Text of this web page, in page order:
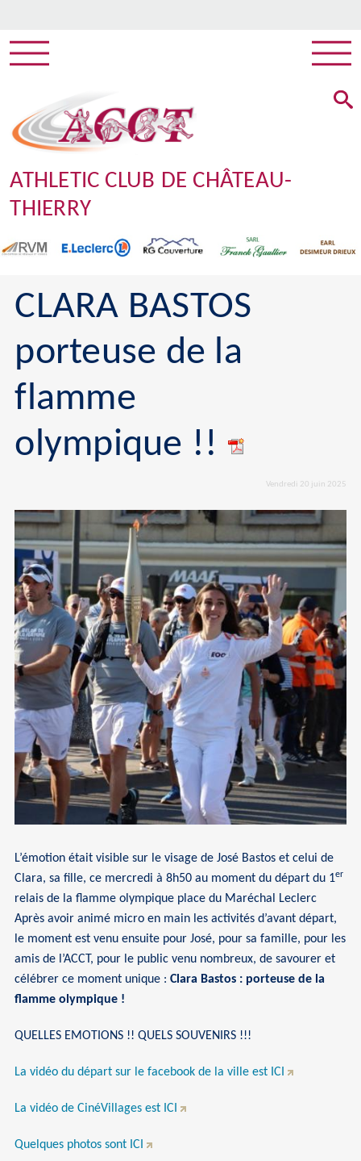
ATHLETIC CLUB DE CHÂTEAU-
THIERRY
CLARA BASTOS
porteuse de la
flamme
olympique !!
Vendredi 20 juin 2025
L’émotion était visible sur le visage de José Bastos et celui de
Clara, sa fille, ce mercredi à 8h50 au moment du départ du 1er
relais de la flamme olympique place du Maréchal Leclerc
Après avoir animé micro en main les activités d’avant départ,
le moment est venu ensuite pour José, pour sa famille, pour les
amis de l’ACCT, pour le public venu nombreux, de savourer et
célébrer ce moment unique :Clara Bastos : porteuse de la
flamme olympique !
QUELLES EMOTIONS !! QUELS SOUVENIRS !!!
La vidéo du départ sur le facebook de la ville est ICI
La vidéo de CinéVillages est ICI
Quelques photos sont ICI